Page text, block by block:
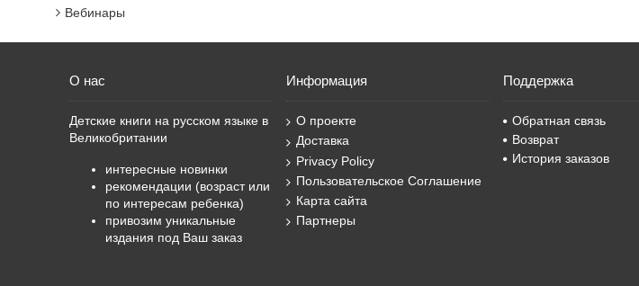
Вебинары
О нас
Детские книги на русском языке в
Великобритании
интересные новинки
рекомендации (возраст или
по интересам ребенка)
привозим уникальные
издания под Ваш заказ
Информация
О проекте
Доставка
Privacy Policy
Пользовательское Соглашение
Карта сайта
Партнеры
Поддержка
Обратная связь
Возврат
История заказов